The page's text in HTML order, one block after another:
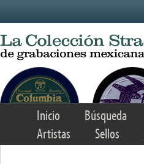
Inicio Búsqueda
Artistas
Sellos